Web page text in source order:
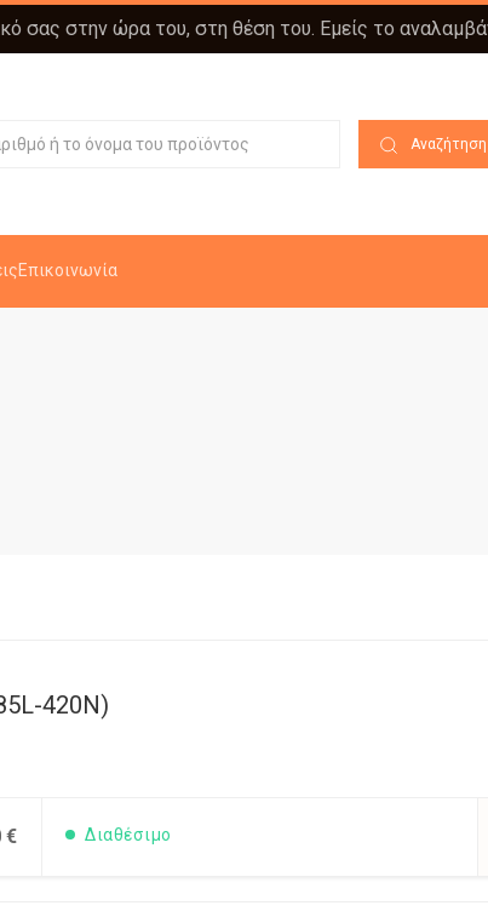
σας στην ώρα του, στη θέση του. Εμείς το
Αναζήτηση
Επικοινωνία
420N)
€ Διαθέσιμο